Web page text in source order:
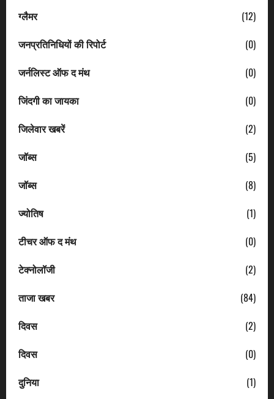
ग्लैमर
(12)
जनप्रतिनिधियों की रिपोर्ट
(0)
जर्नलिस्ट ऑफ द मंथ
(0)
जिंदगी का जायका
(0)
जिलेवार खबरें
(2)
जॉब्स
(5)
जॉब्स
(8)
ज्योतिष
(1)
टीचर ऑफ द मंथ
(0)
टेक्नोलॉजी
(2)
ताजा खबर
(84)
दिवस
(2)
दिवस
(0)
दुनिया
(1)